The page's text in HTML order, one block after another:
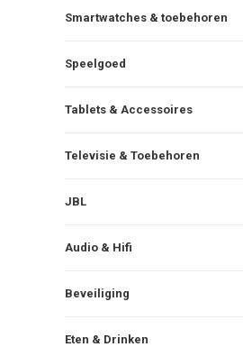
Smartwatches & toebehoren
Speelgoed
Tablets & Accessoires
Televisie & Toebehoren
JBL
Audio & Hifi
Beveiliging
Eten & Drinken